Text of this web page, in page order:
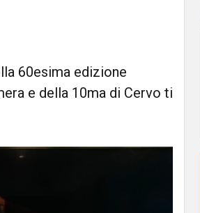
60esima edizione
e della 10ma di Cervo ti